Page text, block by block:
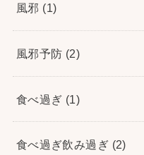
風邪 (1)
風邪予防 (2)
食べ過ぎ (1)
食べ過ぎ飲み過ぎ (2)